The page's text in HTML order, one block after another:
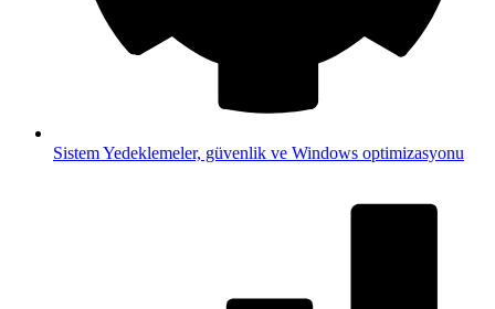
SistemYedeklemeler, güvenlik ve Windows optimizasyonu